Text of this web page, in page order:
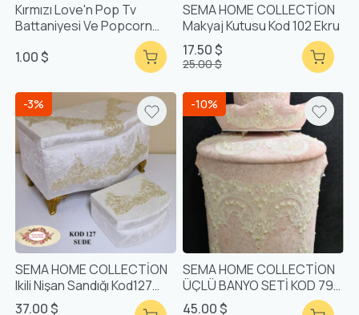
Kırmızı Love'n Pop Tv
Battaniyesi Ve Popcorn
1.00 $
SEMA HOME COLLECTİON
Makyaj Kutusu Kod 102 Ekru
17.50 $
25.00 $
-3%
SEMA HOME COLLECTİON
Ikili Nişan Sandığı Kod127
Sude
37.00 $
-10%
SEMA HOME COLLECTİON
ÜÇLÜ BANYO SETİ KOD 791
PUDRA
45.00 $